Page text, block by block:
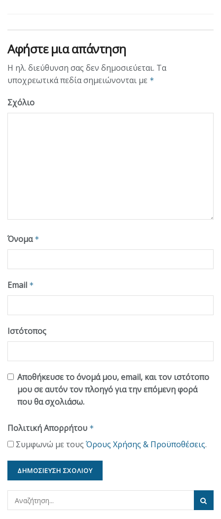
Αφήστε μια απάντηση
Η ηλ. διεύθυνση σας δεν δημοσιεύεται. Τα
υποχρεωτικά πεδία σημειώνονται με *
Σχόλιο
Όνομα *
Email *
Ιστότοπος
Αποθήκευσε το όνομά μου, email, και τον ιστότοπο
μου σε αυτόν τον πλοηγό για την επόμενη φορά
που θα σχολιάσω.
Πολιτική Απορρήτου *
Συμφωνώ με τους Όρους Χρήσης & Προϋποθέσεις.